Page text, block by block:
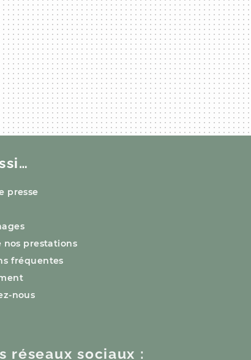
presse
nos prestations
fréquentes
nous
réseaux sociaux :